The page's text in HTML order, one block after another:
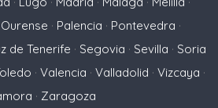
Ourense · Palencia · Pontevedra ·
de Tenerife · Segovia · Sevilla · Soria
· Valencia · Valladolid · Vizcaya ·
· Zaragoza